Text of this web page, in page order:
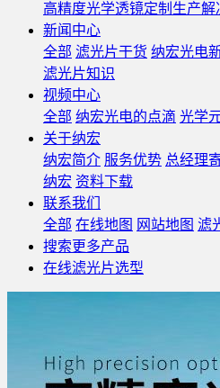
高精度光学透镜定制生产解
新闻中心
全部 滤光片干货 纳宏光电
滤光片知识
视频中心
全部 纳宏光电的点滴 光学
关于纳宏
纳宏简介 服务优势 总经理
纳宏 资料下载
联系我们
全部 在线地图 网站地图 滤
搜索更多产品
在线滤光片选型